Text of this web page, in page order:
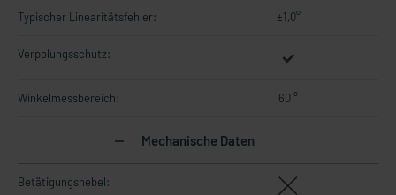
Typischer Linearitätsfehler: ±1,0°
Verpolungsschutz:
Winkelmessbereich: 60 °
Mechanische Daten
Betätigungshebel: